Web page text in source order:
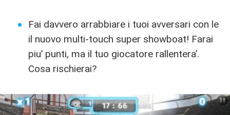
Fai davvero arrabbiare i tuoi avversari con le
il nuovo multi-touch super showboat! Farai
piu’ punti, ma il tuo giocatore rallentera’.
Cosa rischierai?